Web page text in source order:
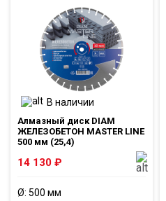
В наличии
Алмазный диск DIAM
ЖЕЛЕЗОБЕТОН MASTER LINE
500 мм (25,4)
14 130 ₽
Ø: 500 мм